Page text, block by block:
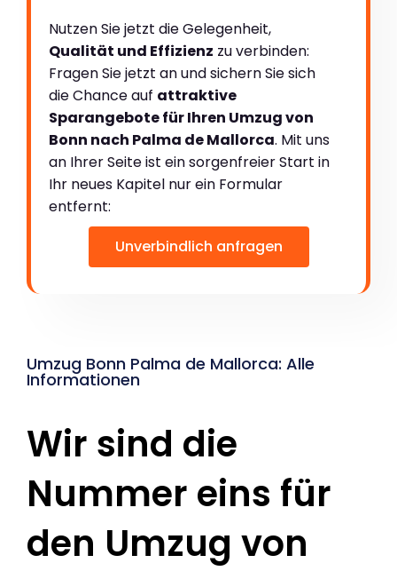
Nutzen Sie jetzt die Gelegenheit,
Qualität und Effizienz zu verbinden:
Fragen Sie jetzt an und sichern Sie sich
die Chance auf attraktive
Sparangebote für Ihren Umzug von
Bonn nach Palma de Mallorca. Mit uns
an Ihrer Seite ist ein sorgenfreier Start in
Ihr neues Kapitel nur ein Formular
entfernt:
Unverbindlich anfragen
Umzug Bonn Palma de Mallorca: Alle
Informationen
Wir sind die
Nummer eins für
den Umzug von